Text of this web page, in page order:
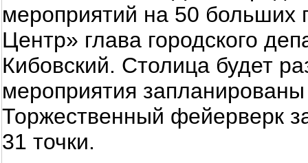
мероприятий на 50 больших
Центр» глава городского
Кибовский. Столица будет
мероприятия
Торжественный фейерверк
31 точки.